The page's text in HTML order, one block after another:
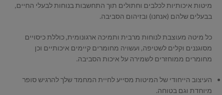
מיטות איכותיות לכלבים וחתולים תוך התחשבות בנוחות לבעלי החיים,
בבעלים שלהם (אנחנו) ובזיהום הסביבה.
כל מיטה מעוצבת לנוחות מרבית ותמיכה ארגונומית, כוללת כיסויים
מסוגננים וקלים לשטיפה, ועשויה מחומרים קיימים איכותיים וכן
מחומרים ממוחזרים לשמירה על איכות הסביבה.
העיצוב הייחודי של המיטות מסייע לחיית המחמד שלך להרגיש סופר
מיוחדת וגם בטוחה.